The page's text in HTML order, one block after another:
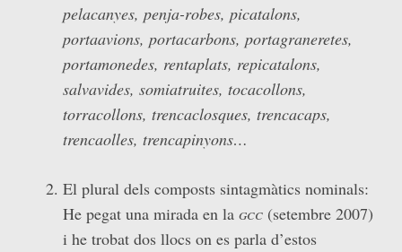
pelacanyes, penja-robes, picatalons,
portaavions, portacarbons, portagraneretes,
portamonedes, rentaplats, repicatalons,
salvavides, somiatruites, tocacollons,
torracollons, trencaclosques, trencacaps,
trencaolles, trencapinyons…
El plural dels composts sintagmàtics nominals:
He pegat una mirada en la gcc (setembre 2007)
i he trobat dos llocs on es parla d’estos